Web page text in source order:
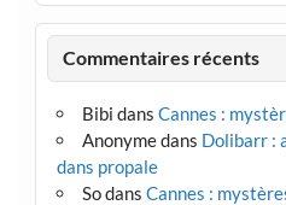
Commentaires récents
Bibi dans Cannes :
Anonymedans Dolibarr :
dans propale
Sodans Cannes :